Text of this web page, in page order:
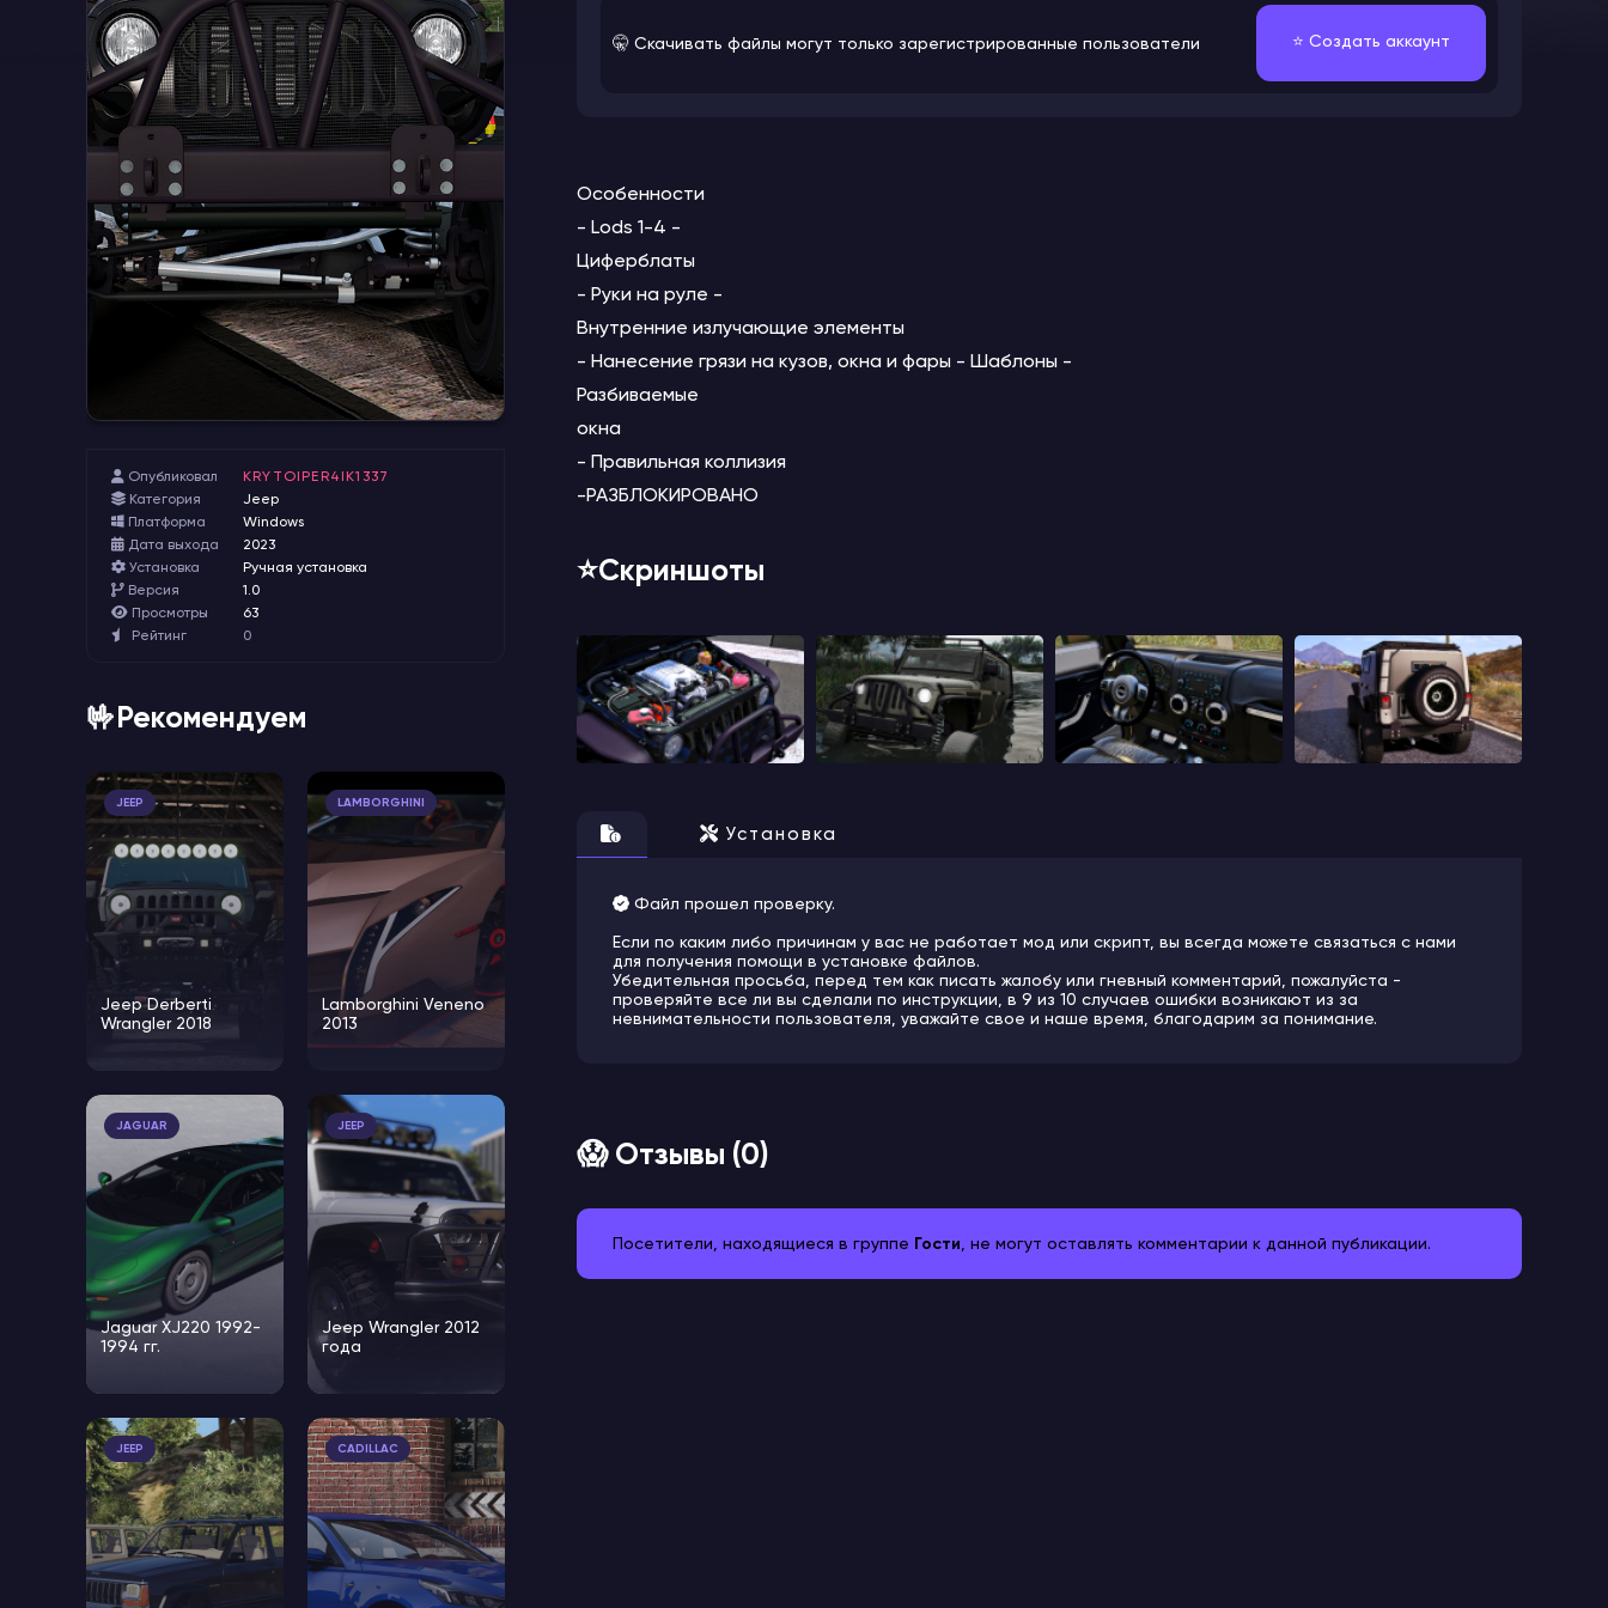
Опубликовал
KRYTOIPER4IK1337
Категория
Jeep
Платформа
Windows
Дата выхода
2023
Установка
Ручная установка
Версия
1.0
Просмотры
63
Рейтинг
0
🤟Рекомендуем
JEEP
Jeep Derberti
Wrangler 2018
LAMBORGHINI
Lamborghini Veneno
2013
JAGUAR
Jaguar XJ220 1992-
1994 гг.
JEEP
Jeep Wrangler 2012
года
JEEP CADILLAC
🤫 Скачивать файлы могут только зарегистрированные пользователи ⭐️ Создать аккаунт
Особенности
- Lods 1-4 -
Циферблаты
- Руки на руле -
Внутренние излучающие элементы
- Нанесение грязи на кузов, окна и фары - Шаблоны -
Разбиваемые
окна
- Правильная коллизия
-РАЗБЛОКИРОВАНО
⭐️Скриншоты
Установка
Файл прошел проверку.
Если по каким либо причинам у вас не работает мод или скрипт, вы всегда можете связаться с нами
для получения помощи в установке файлов.
Убедительная просьба, перед тем как писать жалобу или гневный комментарий, пожалуйста -
проверяйте все ли вы сделали по инструкции, в 9 из 10 случаев ошибки возникают из за
невнимательности пользователя, уважайте свое и наше время, благодарим за понимание.
😱 Отзывы (0)
Посетители, находящиеся в группе Гости , не могут оставлять комментарии к данной публикации.